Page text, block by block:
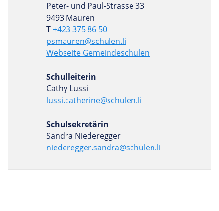
Peter- und Paul-Strasse 33
9493 Mauren
T+423 375 86 50
psmauren@schulen.li
Webseite Gemeindeschulen
Schulleiterin
Cathy Lussi
lussi.catherine@schulen.li
Schulsekretärin
Sandra Niederegger
niederegger.sandra@schulen.li